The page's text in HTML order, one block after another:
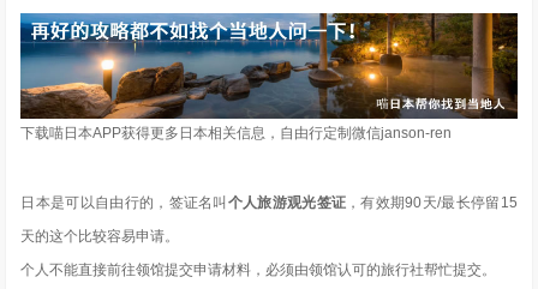
下载喵日本APP获得更多日本相关信息，自由行定制微信janson-ren
日本是可以自由行的，签证名叫 个人旅游观光签证 ，有效期90天/最长停留15
天的这个比较容易申请。
个人不能直接前往领馆提交申请材料，必须由领馆认可的旅行社帮忙提交。